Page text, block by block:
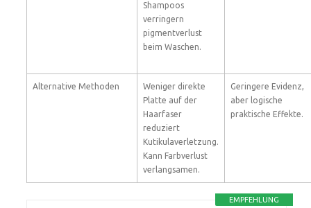
Shampoos
verringern
pigmentverlust
beim Waschen.
Alternative Methoden
Weniger direkte
Platte auf der
Haarfaser
reduziert
Kutikulaverletzung.
Kann Farbverlust
verlangsamen.
Geringere Evidenz,
aber logische
praktische Effekte.
EMPFEHLUNG